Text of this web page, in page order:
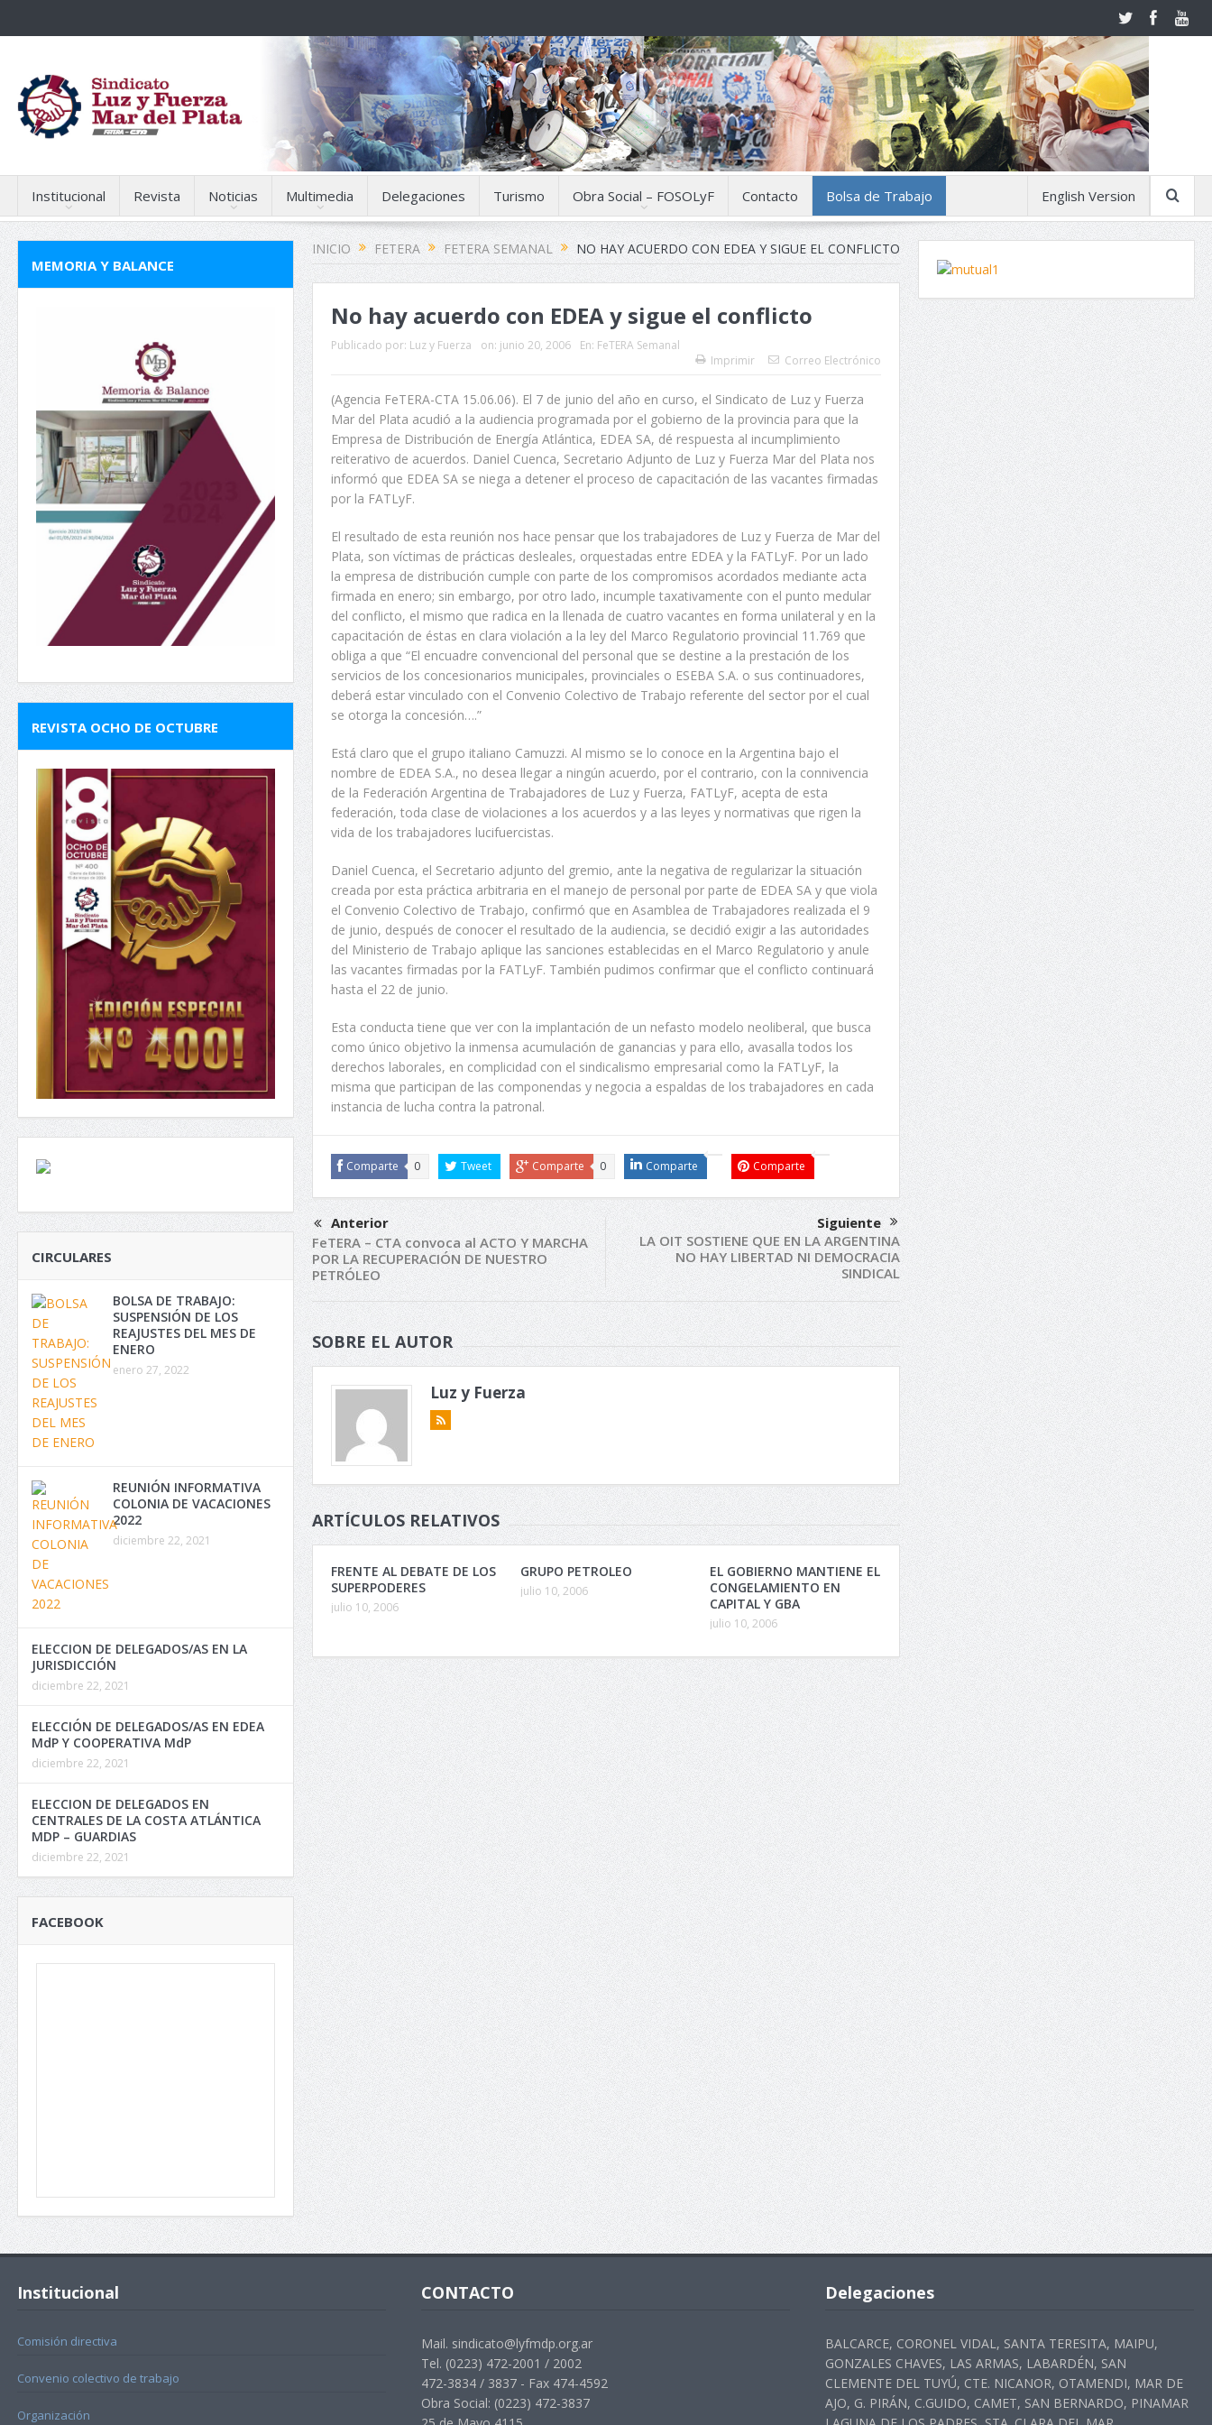
Institucional Revista Noticias Multimedia Delegaciones Turismo Obra Social – FOSOLyF Contacto Bolsa de Trabajo English Version
INICIO FETERA FETERA SEMANAL NO HAY ACUERDO CON EDEA Y SIGUE EL CONFLICTO
No hay acuerdo con EDEA y sigue el conflicto
Publicado por: Luz y Fuerza on: junio 20, 2006 En: FeTERA Semanal
Imprimir
Correo Electrónico
(Agencia FeTERA-CTA 15.06.06). El 7 de junio del año en curso, el Sindicato de Luz y Fuerza
Mar del Plata acudió a la audiencia programada por el gobierno de la provincia para que la
Empresa de Distribución de Energía Atlántica, EDEA SA, dé respuesta al incumplimiento
reiterativo de acuerdos. Daniel Cuenca, Secretario Adjunto de Luz y Fuerza Mar del Plata nos
informó que EDEA SA se niega a detener el proceso de capacitación de las vacantes firmadas
por la FATLyF.
El resultado de esta reunión nos hace pensar que los trabajadores de Luz y Fuerza de Mar del
Plata, son víctimas de prácticas desleales, orquestadas entre EDEA y la FATLyF. Por un lado
la empresa de distribución cumple con parte de los compromisos acordados mediante acta
firmada en enero; sin embargo, por otro lado, incumple taxativamente con el punto medular
del conflicto, el mismo que radica en la llenada de cuatro vacantes en forma unilateral y en la
capacitación de éstas en clara violación a la ley del Marco Regulatorio provincial 11.769 que
obliga a que “El encuadre convencional del personal que se destine a la prestación de los
servicios de los concesionarios municipales, provinciales o ESEBA S.A. o sus continuadores,
deberá estar vinculado con el Convenio Colectivo de Trabajo referente del sector por el cual
se otorga la concesión….”
Está claro que el grupo italiano Camuzzi. Al mismo se lo conoce en la Argentina bajo el
nombre de EDEA S.A., no desea llegar a ningún acuerdo, por el contrario, con la connivencia
de la Federación Argentina de Trabajadores de Luz y Fuerza, FATLyF, acepta de esta
federación, toda clase de violaciones a los acuerdos y a las leyes y normativas que rigen la
vida de los trabajadores lucifuercistas.
Daniel Cuenca, el Secretario adjunto del gremio, ante la negativa de regularizar la situación
creada por esta práctica arbitraria en el manejo de personal por parte de EDEA SA y que viola
el Convenio Colectivo de Trabajo, confirmó que en Asamblea de Trabajadores realizada el 9
de junio, después de conocer el resultado de la audiencia, se decidió exigir a las autoridades
del Ministerio de Trabajo aplique las sanciones establecidas en el Marco Regulatorio y anule
las vacantes firmadas por la FATLyF. También pudimos confirmar que el conflicto continuará
hasta el 22 de junio.
Esta conducta tiene que ver con la implantación de un nefasto modelo neoliberal, que busca
como único objetivo la inmensa acumulación de ganancias y para ello, avasalla todos los
derechos laborales, en complicidad con el sindicalismo empresarial como la FATLyF, la
misma que participan de las componendas y negocia a espaldas de los trabajadores en cada
instancia de lucha contra la patronal.
Comparte 0 Tweet Comparte 0 Comparte Comparte
Anterior
FeTERA – CTA convoca al ACTO Y MARCHA
POR LA RECUPERACIÓN DE NUESTRO
PETRÓLEO
Siguiente
LA OIT SOSTIENE QUE EN LA ARGENTINA
NO HAY LIBERTAD NI DEMOCRACIA
SINDICAL
SOBRE EL AUTOR
Luz y Fuerza
ARTÍCULOS RELATIVOS
FRENTE AL DEBATE DE LOS
SUPERPODERES
julio 10, 2006
GRUPO PETROLEO
julio 10, 2006
EL GOBIERNO MANTIENE EL
CONGELAMIENTO EN
CAPITAL Y GBA
julio 10, 2006
MEMORIA Y BALANCE
REVISTA OCHO DE OCTUBRE
CIRCULARES
BOLSA DE TRABAJO:
SUSPENSIÓN DE LOS
REAJUSTES DEL MES DE
ENERO
enero 27, 2022
REUNIÓN INFORMATIVA
COLONIA DE VACACIONES
2022
diciembre 22, 2021
ELECCION DE DELEGADOS/AS EN LA
JURISDICCIÓN
diciembre 22, 2021
ELECCIÓN DE DELEGADOS/AS EN EDEA
MdP Y COOPERATIVA MdP
diciembre 22, 2021
ELECCION DE DELEGADOS EN
CENTRALES DE LA COSTA ATLÁNTICA
MDP – GUARDIAS
diciembre 22, 2021
FACEBOOK
Institucional
Comisión directiva
Convenio colectivo de trabajo
Organización
CONTACTO
Mail. sindicato@lyfmdp.org.ar
Tel. (0223) 472-2001 / 2002
472-3834 / 3837 - Fax 474-4592
Obra Social: (0223) 472-3837
Delegaciones
BALCARCE, CORONEL VIDAL, SANTA TERESITA, MAIPU,
GONZALES CHAVES, LAS ARMAS, LABARDÉN, SAN
CLEMENTE DEL TUYÚ, CTE. NICANOR, OTAMENDI, MAR DE
AJO, G. PIRÁN, C.GUIDO, CAMET, SAN BERNARDO, PINAMAR